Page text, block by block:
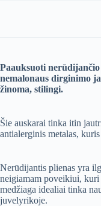
Paauksuoti
nemalonaus dirginimo
žinoma, stilingi.
Šie auskarai tinka itin
antialerginis metalas,
Nerūdijantis plienas yra
neigiamam poveikiui,
medžiaga idealiai tinka
juvelyrikoje.